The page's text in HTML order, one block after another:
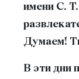
имени С.
Думаем!
В эти дни